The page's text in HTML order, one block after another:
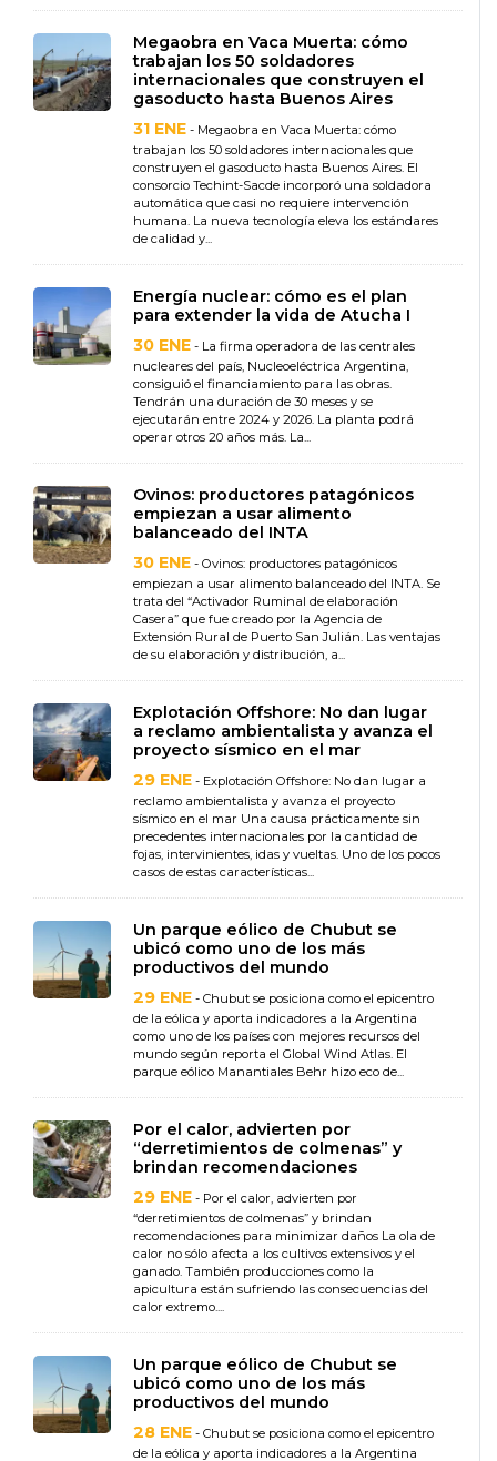
Megaobra en Vaca Muerta: cómo
trabajan los 50 soldadores
internacionales que construyen el
gasoducto hasta Buenos Aires
31 ENE - Megaobra en Vaca Muerta: cómo
trabajan los 50 soldadores internacionales que
construyen el gasoducto hasta Buenos Aires. El
consorcio Techint-Sacde incorporó una soldadora
automática que casi no requiere intervención
humana. La nueva tecnología eleva los estándares
de calidad y...
Energía nuclear: cómo es el plan
para extender la vida de Atucha I
30 ENE - La firma operadora de las centrales
nucleares del país, Nucleoeléctrica Argentina,
consiguió el financiamiento para las obras.
Tendrán una duración de 30 meses y se
ejecutarán entre 2024 y 2026. La planta podrá
operar otros 20 años más. La...
Ovinos: productores patagónicos
empiezan a usar alimento
balanceado del INTA
30 ENE - Ovinos: productores patagónicos
empiezan a usar alimento balanceado del INTA. Se
trata del “Activador Ruminal de elaboración
Casera” que fue creado por la Agencia de
Extensión Rural de Puerto San Julián. Las ventajas
de su elaboración y distribución, a...
Explotación Offshore: No dan lugar
a reclamo ambientalista y avanza el
proyecto sísmico en el mar
29 ENE - Explotación Offshore: No dan lugar a
reclamo ambientalista y avanza el proyecto
sísmico en el mar Una causa prácticamente sin
precedentes internacionales por la cantidad de
fojas, intervinientes, idas y vueltas. Uno de los pocos
casos de estas características...
Un parque eólico de Chubut se
ubicó como uno de los más
productivos del mundo
29 ENE - Chubut se posiciona como el epicentro
de la eólica y aporta indicadores a la Argentina
como uno de los países con mejores recursos del
mundo según reporta el Global Wind Atlas. El
parque eólico Manantiales Behr hizo eco de...
Por el calor, advierten por
“derretimientos de colmenas” y
brindan recomendaciones
29 ENE - Por el calor, advierten por
“derretimientos de colmenas” y brindan
recomendaciones para minimizar daños La ola de
calor no sólo afecta a los cultivos extensivos y el
ganado. También producciones como la
apicultura están sufriendo las consecuencias del
calor extremo....
Un parque eólico de Chubut se
ubicó como uno de los más
productivos del mundo
28 ENE - Chubut se posiciona como el epicentro
de la eólica y aporta indicadores a la Argentina